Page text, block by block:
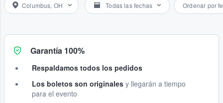
Columbus, OH Todas las fechas Ordenar por
Garantía 100%
Respaldamos todos los pedidos
Los boletos son originales y llegarán a tiempo
para el evento